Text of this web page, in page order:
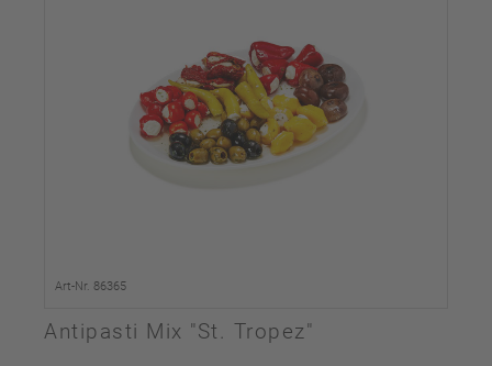
Art-Nr. 86365
Antipasti Mix "St. Tropez"